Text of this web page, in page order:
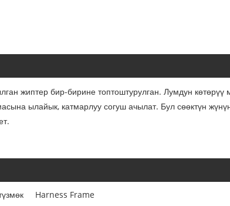
жиптер бир-бирине топтоштурулган. Лумдун көтөрүү
ылайык, катмарлуу согуш ачылат. Бул сөөктүн
Harness Frame